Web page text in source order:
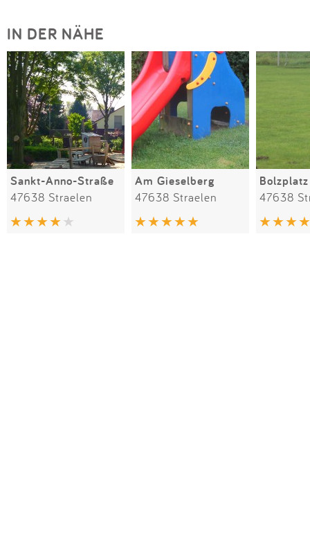
IN DER NÄHE
Sankt-Anno-Straße
47638 Straelen
Am Gieselberg
47638 Straelen 47638